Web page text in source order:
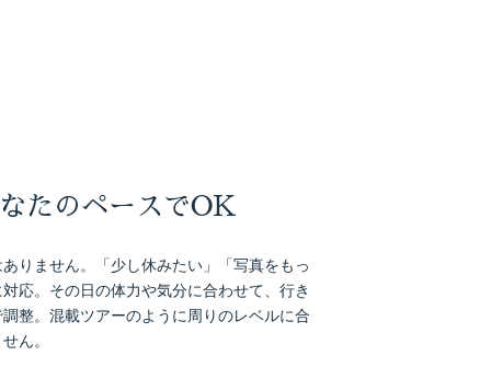
たのペースでOK
りません。「少し休みたい」「写真をもっ
応。その日の体力や気分に合わせて、行き
整。混載ツアーのように周りのレベルに合
ん。